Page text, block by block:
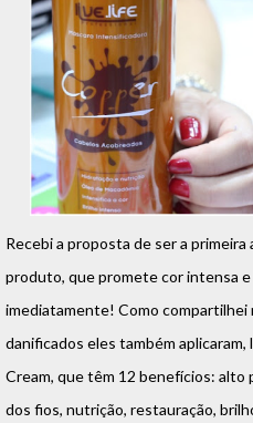
Recebi a proposta de ser a primeira
produto, que promete cor intensa
imediatamente! Como compartilhei
danificados eles também aplicaram,
Cream, que têm 12 benefícios: alto
dos fios, nutrição, restauração,